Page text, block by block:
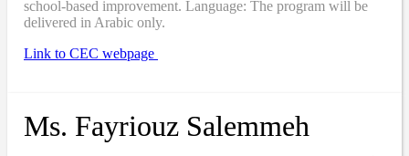
school-based improvement. Language: The program will be
delivered in Arabic only.
Link to CEC webpage
Ms. Fayriouz Salemmeh